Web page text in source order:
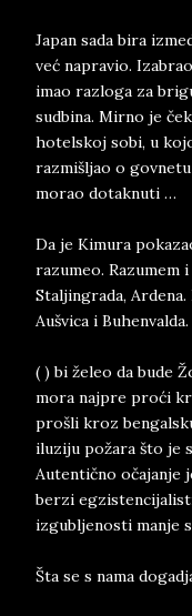
Japan sada bira
već napravio.
imao razloga za
sudbina. Mirno je
hotelskoj sobi, u
razmišljao o
morao dotaknuti …
Da je Kimura
razumeo. Razumem i
Staljingrada,
Aušvica i
( ) bi želeo da bude
mora najpre proći
prošli kroz
iluziju požara što je
Autentično očajanje
berzi
izgubljenosti manje
Šta se s nama